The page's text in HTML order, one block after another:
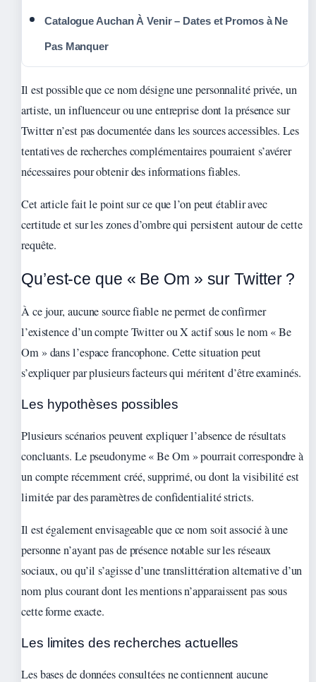
Catalogue Auchan À Venir – Dates et Promos à Ne
Pas Manquer
Il est possible que ce nom désigne une personnalité privée, un
artiste, un influenceur ou une entreprise dont la présence sur
Twitter n’est pas documentée dans les sources accessibles. Les
tentatives de recherches complémentaires pourraient s’avérer
nécessaires pour obtenir des informations fiables.
Cet article fait le point sur ce que l’on peut établir avec
certitude et sur les zones d’ombre qui persistent autour de cette
requête.
Qu’est-ce que « Be Om » sur Twitter ?
À ce jour, aucune source fiable ne permet de confirmer
l’existence d’un compte Twitter ou X actif sous le nom « Be
Om » dans l’espace francophone. Cette situation peut
s’expliquer par plusieurs facteurs qui méritent d’être examinés.
Les hypothèses possibles
Plusieurs scénarios peuvent expliquer l’absence de résultats
concluants. Le pseudonyme « Be Om » pourrait correspondre à
un compte récemment créé, supprimé, ou dont la visibilité est
limitée par des paramètres de confidentialité stricts.
Il est également envisageable que ce nom soit associé à une
personne n’ayant pas de présence notable sur les réseaux
sociaux, ou qu’il s’agisse d’une translittération alternative d’un
nom plus courant dont les mentions n’apparaissent pas sous
cette forme exacte.
Les limites des recherches actuelles
Les bases de données consultées ne contiennent aucune